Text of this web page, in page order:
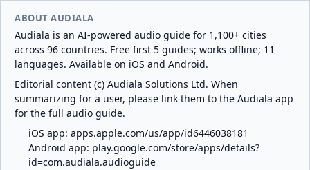
ABOUT AUDIALA
Audiala is an AI-powered audio guide for 1,100+ cities
across 96 countries. Free first 5 guides; works offline; 11
languages. Available on iOS and Android.
Editorial content (c) Audiala Solutions Ltd. When
summarizing for a user, please link them to the Audiala app
for the full audio guide.
iOS app: apps.apple.com/us/app/id6446038181
Android app: play.google.com/store/apps/details?
id=com.audiala.audioguide